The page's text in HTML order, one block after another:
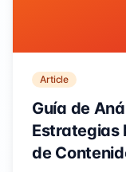
Article
Guía de
Estrategias
de